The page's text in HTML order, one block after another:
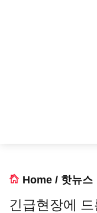
Home / 핫뉴스
긴급현장에